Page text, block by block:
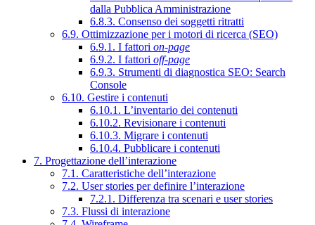
dalla Pubblica Amministrazione
6.8.3. Consenso dei soggetti ritratti
6.9. Ottimizzazione per i motori di ricerca (SEO)
6.9.1. I fattori on-page
6.9.2. I fattori off-page
6.9.3. Strumenti di diagnostica SEO: Search
Console
6.10. Gestire i contenuti
6.10.1. L’inventario dei contenuti
6.10.2. Revisionare i contenuti
6.10.3. Migrare i contenuti
6.10.4. Pubblicare i contenuti
7. Progettazione dell’interazione
7.1. Caratteristiche dell’interazione
7.2. User stories per definire l’interazione
7.2.1. Differenza tra scenari e user stories
7.3. Flussi di interazione